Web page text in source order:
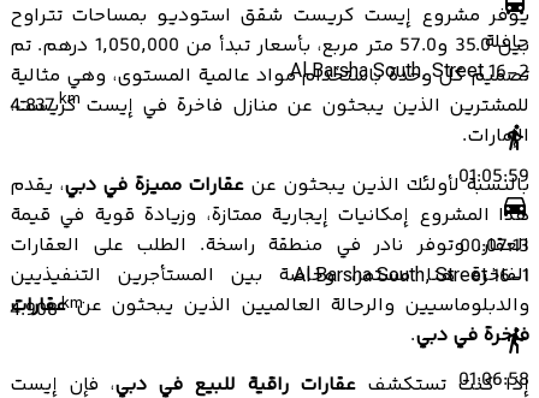
يوفر مشروع إيست كريست شقق استوديو بمساحات تتراوح
بين 35.0 و57.0 متر مربع، بأسعار تبدأ من 1,050,000 درهم. تم
تصميم كل وحدة باستخدام مواد عالمية المستوى، وهي مثالية
للمشترين الذين يبحثون عن منازل فاخرة في إيست كريست،
الإمارات.
بالنسبة لأولئك الذين يبحثون عن عقارات مميزة في دبي، يقدم
هذا المشروع إمكانيات إيجارية ممتازة، وزيادة قوية في قيمة
العقار، وتوفر نادر في منطقة راسخة. الطلب على العقارات
الفاخرة هنا مستمر، وخاصة بين المستأجرين التنفيذيين
والدبلوماسيين والرحالة العالميين الذين يبحثون عنعقارات
فاخرة في دبي.
إذا كنت تستكشف عقارات راقية للبيع في دبي، فإن إيست
حافلة
Al Barsha South, Street 16-2
4.837km
01:05:59
00:07:13
Al Barsha South, Street 16-1
4.908km
01:06:58